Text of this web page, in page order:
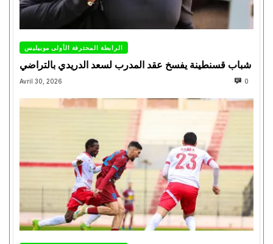
الرابطة المحترفة الأولى موبيليس
شباب قسنطينة يفسخ عقد المدرب لسعد الدريدي بالتراضي
Avril 30, 2026 0